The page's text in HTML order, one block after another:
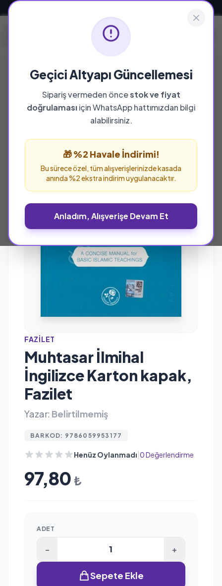
Geçici Altyapı Güncellemesi
Sipariş vermeden öncestok ve fiyat
doğrulamasıiçin WhatsApp hattımızdan bilgi
alabilirsiniz.
🎁 %2 Havale İndirimi!
Bu sürece özel, tüm alışverişlerinizde kasada
anında %2 ekstra indirim uygulanacaktır.
Anladım, Alışverişe Devam Et
FAZILET
Muhtasar İlmihal
İngilizce Karton kapak,
Fazilet
Yazar: Belirtilmemiş
BARKOD: 9786059953177
Henüz Oylanmadı|0 Değerlendirme
97,80 ₺
ADET
- +
Sepete Ekle